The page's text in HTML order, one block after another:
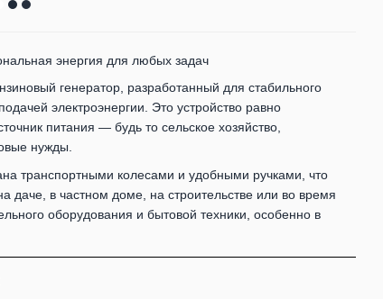
энергия для любых задач
генератор, разработанный для стабильного
электроэнергии. Это устройство равно
питания — будь то сельское хозяйство,
нужды.
транспортными колесами и удобными ручками, что
даче, в частном доме, на строительстве или во время
оборудования и бытовой техники, особенно в